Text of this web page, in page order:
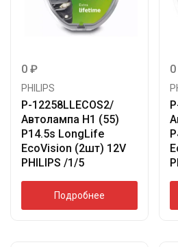
0 ₽
PHILIPS
P-12258LLECOS2/
Автолампа H1 (55)
P14.5s LongLife
EcoVision (2шт) 12V
PHILIPS /1/5
Подробнее
0